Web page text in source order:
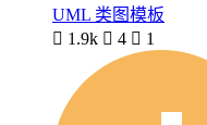
UML 类图模板
 1.9k  4  1